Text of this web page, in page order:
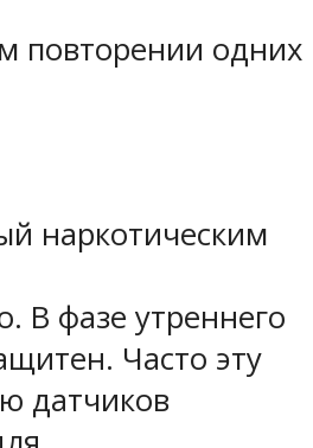
повторении одних
наркотическим
В фазе утреннего
Часто эту
датчиков